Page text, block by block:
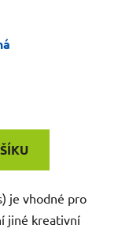
je vhodné pro
jiné kreativní